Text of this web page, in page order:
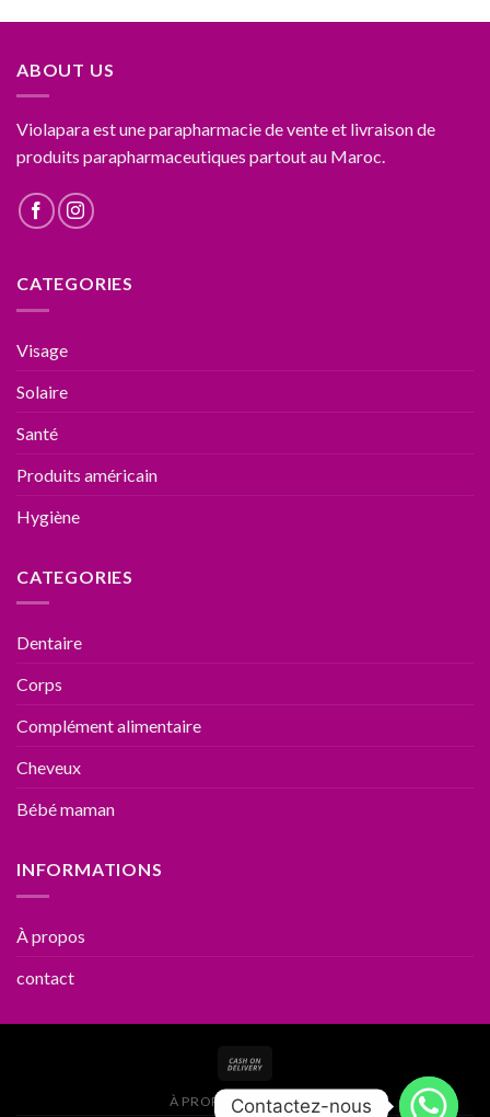
ABOUT US
Violapara est une parapharmacie de vente et livraison de
produits parapharmaceutiques partout au Maroc.
CATEGORIES
Visage
Solaire
Santé
Produits américain
Hygiène
CATEGORIES
Dentaire
Corps
Complément alimentaire
Cheveux
Bébé maman
INFORMATIONS
À propos
contact
À PROPOS CONTACT
Contactez-nous